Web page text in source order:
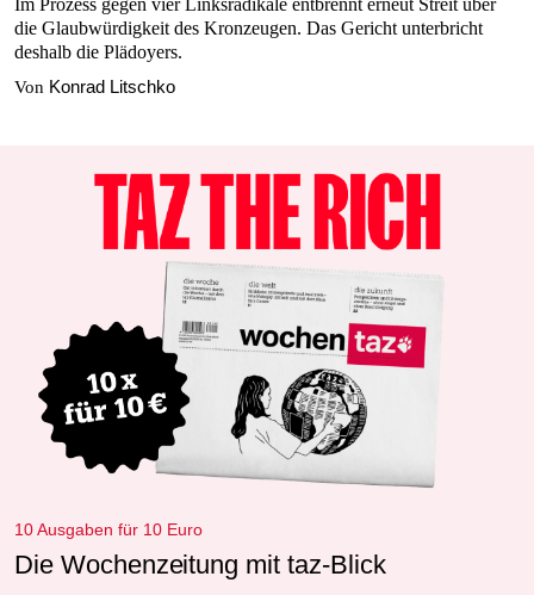
Im Prozess gegen vier Linksradikale entbrennt erneut Streit über
die Glaubwürdigkeit des Kronzeugen. Das Gericht unterbricht
deshalb die Plädoyers.
Von Konrad Litschko
10 Ausgaben für 10 Euro
Die Wochenzeitung mit taz-Blick